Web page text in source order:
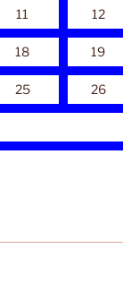
11 12
18 19
25 26